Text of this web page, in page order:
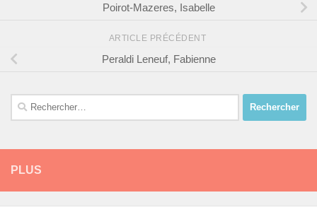
Poirot-Mazeres, Isabelle
ARTICLE PRÉCÉDENT
Peraldi Leneuf, Fabienne
Rechercher :
PLUS